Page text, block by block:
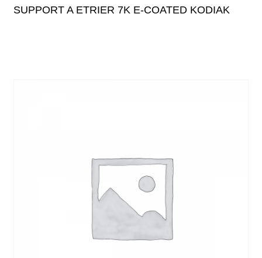
SUPPORT A ETRIER 7K E-COATED KODIAK